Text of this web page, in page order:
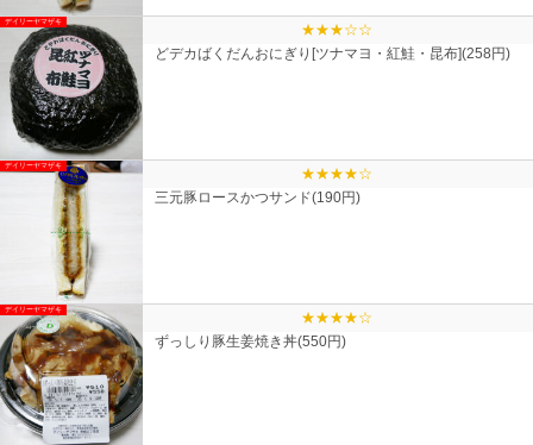
デイリーヤマザキ
★★★☆☆
どデカばくだんおにぎり[ツナマヨ・紅鮭・昆布](258円)
デイリーヤマザキ
★★★★☆
三元豚ロースかつサンド(190円)
デイリーヤマザキ
★★★★☆
ずっしり豚生姜焼き丼(550円)